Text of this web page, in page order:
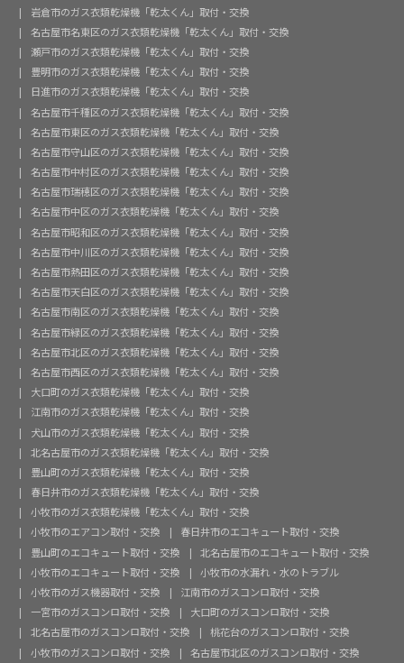
岩倉市のガス衣類乾燥機「乾太くん」取付・交換
名古屋市名東区のガス衣類乾燥機「乾太くん」取付・交換
瀬戸市のガス衣類乾燥機「乾太くん」取付・交換
豊明市のガス衣類乾燥機「乾太くん」取付・交換
日進市のガス衣類乾燥機「乾太くん」取付・交換
名古屋市千種区のガス衣類乾燥機「乾太くん」取付・交換
名古屋市東区のガス衣類乾燥機「乾太くん」取付・交換
名古屋市守山区のガス衣類乾燥機「乾太くん」取付・交換
名古屋市中村区のガス衣類乾燥機「乾太くん」取付・交換
名古屋市瑞穂区のガス衣類乾燥機「乾太くん」取付・交換
名古屋市中区のガス衣類乾燥機「乾太くん」取付・交換
名古屋市昭和区のガス衣類乾燥機「乾太くん」取付・交換
名古屋市中川区のガス衣類乾燥機「乾太くん」取付・交換
名古屋市熱田区のガス衣類乾燥機「乾太くん」取付・交換
名古屋市天白区のガス衣類乾燥機「乾太くん」取付・交換
名古屋市南区のガス衣類乾燥機「乾太くん」取付・交換
名古屋市緑区のガス衣類乾燥機「乾太くん」取付・交換
名古屋市北区のガス衣類乾燥機「乾太くん」取付・交換
名古屋市西区のガス衣類乾燥機「乾太くん」取付・交換
大口町のガス衣類乾燥機「乾太くん」取付・交換
江南市のガス衣類乾燥機「乾太くん」取付・交換
犬山市のガス衣類乾燥機「乾太くん」取付・交換
北名古屋市のガス衣類乾燥機「乾太くん」取付・交換
豊山町のガス衣類乾燥機「乾太くん」取付・交換
春日井市のガス衣類乾燥機「乾太くん」取付・交換
小牧市のガス衣類乾燥機「乾太くん」取付・交換
小牧市のエアコン取付・交換
春日井市のエコキュート取付・交換
豊山町のエコキュート取付・交換
北名古屋市のエコキュート取付・交換
小牧市のエコキュート取付・交換
小牧市の水漏れ・水のトラブル
小牧市のガス機器取付・交換
江南市のガスコンロ取付・交換
一宮市のガスコンロ取付・交換
大口町のガスコンロ取付・交換
北名古屋市のガスコンロ取付・交換
桃花台のガスコンロ取付・交換
小牧市のガスコンロ取付・交換
名古屋市北区のガスコンロ取付・交換